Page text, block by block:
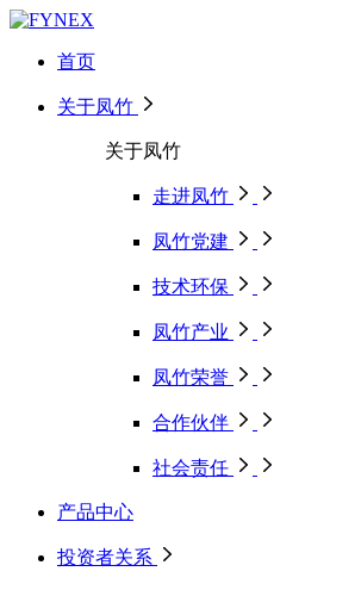
首页
关于凤竹
关于凤竹
走进凤竹
凤竹党建
技术环保
凤竹产业
凤竹荣誉
合作伙伴
社会责任
产品中心
投资者关系